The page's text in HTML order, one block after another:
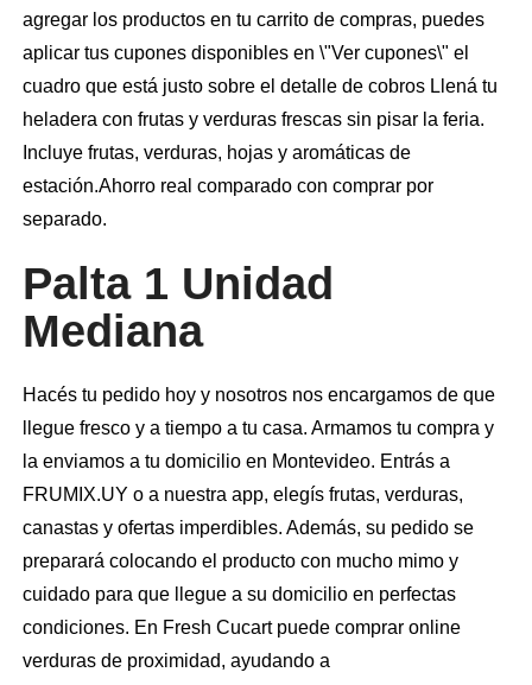
agregar los productos en tu carrito de compras, puedes
aplicar tus cupones disponibles en \"Ver cupones\" el
cuadro que está justo sobre el detalle de cobros Llená tu
heladera con frutas y verduras frescas sin pisar la feria.
Incluye frutas, verduras, hojas y aromáticas de
estación.Ahorro real comparado con comprar por
separado.
Palta 1 Unidad
Mediana
Hacés tu pedido hoy y nosotros nos encargamos de que
llegue fresco y a tiempo a tu casa. Armamos tu compra y
la enviamos a tu domicilio en Montevideo. Entrás a
FRUMIX.UY o a nuestra app, elegís frutas, verduras,
canastas y ofertas imperdibles. Además, su pedido se
preparará colocando el producto con mucho mimo y
cuidado para que llegue a su domicilio en perfectas
condiciones. En Fresh Cucart puede comprar online
verduras de proximidad, ayudando a